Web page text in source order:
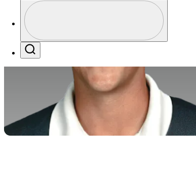
Profile / PGA Tour Pass Logo